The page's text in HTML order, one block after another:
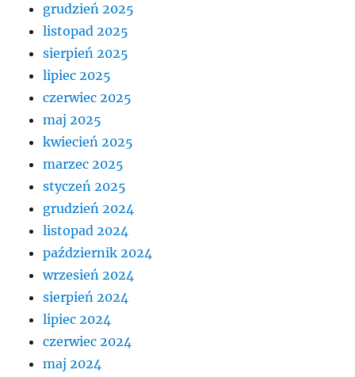
grudzień 2025
listopad 2025
sierpień 2025
lipiec 2025
czerwiec 2025
maj 2025
kwiecień 2025
marzec 2025
styczeń 2025
grudzień 2024
listopad 2024
październik 2024
wrzesień 2024
sierpień 2024
lipiec 2024
czerwiec 2024
maj 2024